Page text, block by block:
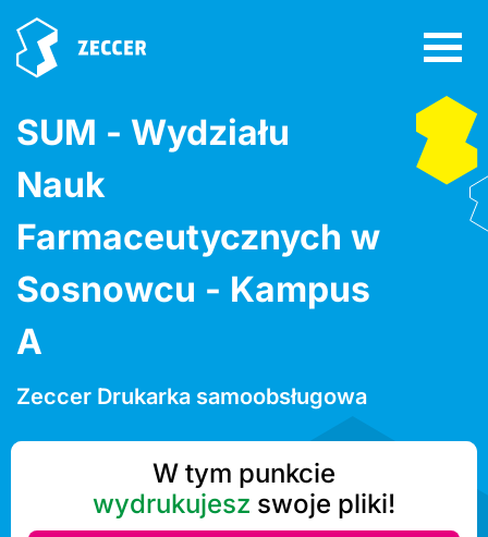
SUM - Wydziału
Nauk
Farmaceutycznych w
Sosnowcu - Kampus
A
Zeccer Drukarka samoobsługowa
W tym punkcie
wydrukujesz swoje pliki!